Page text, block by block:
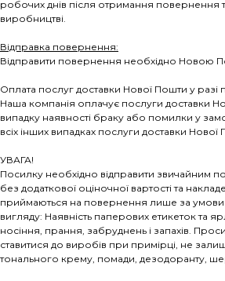
робочих днів після отримання повернення
виробництві.
Відправка повернення:
Відправити повернення необхідно Новою
Оплата послуг доставки Нової Пошти у разі
Наша компанія оплачує послуги доставки
випадку наявності браку або помилки у
всіх інших випадках послуги доставки Нової
УВАГА!
Посилку необхідно відправити звичайним
без додаткової оціночної вартості та
приймаються на повернення лише за
вигляду: Наявність паперових етикеток та
носіння, прання, забруднень і запахів.
ставитися до виробів при примірці, не
тонального крему, помади, дезодоранту,